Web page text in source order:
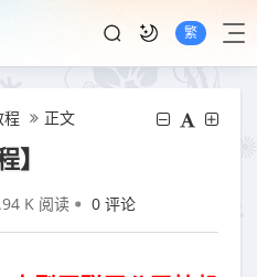
繁
程 正文
】
K 阅读 0 评论